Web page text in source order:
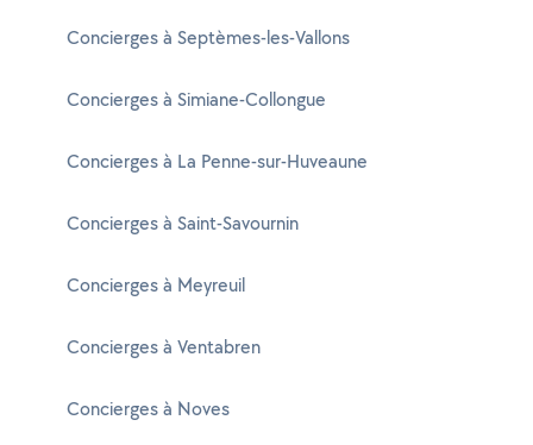
Concierges à Septèmes-les-Vallons
Concierges à Simiane-Collongue
Concierges à La Penne-sur-Huveaune
Concierges à Saint-Savournin
Concierges à Meyreuil
Concierges à Ventabren
Concierges à Noves